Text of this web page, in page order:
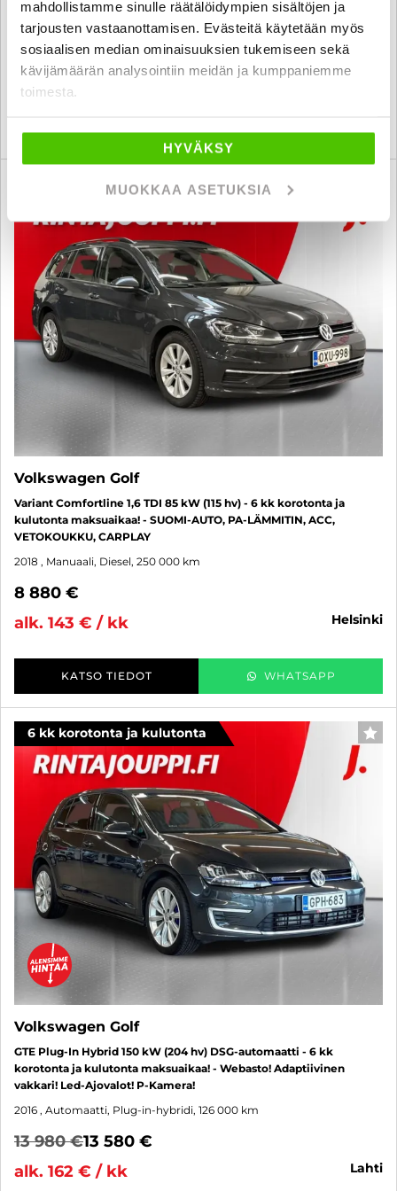
mahdollistamme sinulle räätälöidympien sisältöjen ja
tarjousten vastaanottamisen. Evästeitä käytetään myös
sosiaalisen median ominaisuuksien tukemiseen sekä
kävijämäärän analysointiin meidän ja kumppaniemme
toimesta.
HYVÄKSY
MUOKKAA ASETUKSIA
2005 , Manuaali, Bensiini, 144 000 km
3 880 €
alk. 80 € / kk
tampere
6 kk korotonta ja kulutonta
Volkswagen Golf
Variant Comfortline 1,6 TDI 85 kW (115 hv) - 6 kk korotonta ja
kulutonta maksuaikaa! - SUOMI-AUTO, PA-LÄMMITIN, ACC,
VETOKOUKKU, CARPLAY
2018 , Manuaali, Diesel, 250 000 km
8 880 €
alk. 143 € / kk
helsinki
KATSO TIEDOT WHATSAPP
6 kk korotonta ja kulutonta
Volkswagen Golf
GTE Plug-In Hybrid 150 kW (204 hv) DSG-automaatti - 6 kk
korotonta ja kulutonta maksuaikaa! - Webasto! Adaptiivinen
vakkari! Led-Ajovalot! P-Kamera!
2016 , Automaatti, Plug-in-hybridi, 126 000 km
13 980 €13 580 €
alk. 162 € / kk
lahti